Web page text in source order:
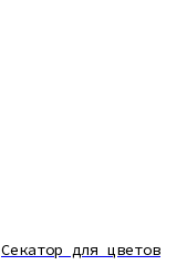
Секатор для цветов